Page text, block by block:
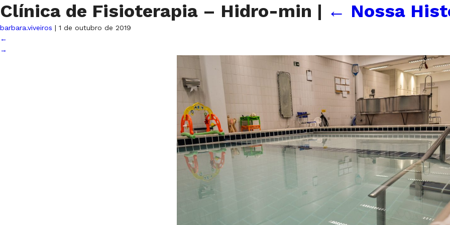
Clínica de Fisioterapia – Hidro-min | ← Nossa
barbara.viveiros | 1 de outubro de 2019
←
→